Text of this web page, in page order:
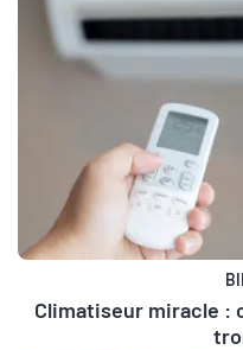
Climatiseur miracle :